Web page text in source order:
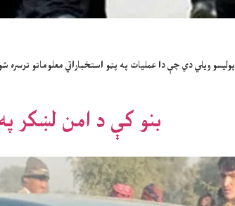
پولیسو ویلي دي چې دا عملیات په پټو استخباراتي معلوماتو
بنو کې د امن لښکر